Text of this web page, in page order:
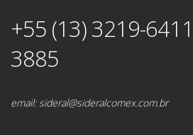
+55 (13) 3219-
3885
email:sideral@sideralcomex.com.br